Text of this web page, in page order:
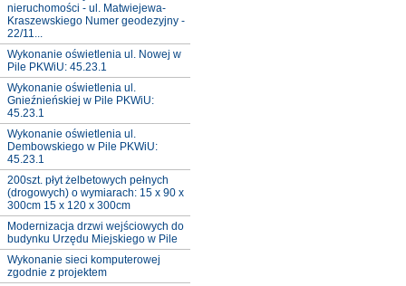
nieruchomości - ul. Matwiejewa-
Kraszewskiego Numer geodezyjny -
22/11...
Wykonanie oświetlenia ul. Nowej w
Pile PKWiU: 45.23.1
Wykonanie oświetlenia ul.
Gnieźnieńskiej w Pile PKWiU:
45.23.1
Wykonanie oświetlenia ul.
Dembowskiego w Pile PKWiU:
45.23.1
200szt. płyt żelbetowych pełnych
(drogowych) o wymiarach: 15 x 90 x
300cm 15 x 120 x 300cm
Modernizacja drzwi wejściowych do
budynku Urzędu Miejskiego w Pile
Wykonanie sieci komputerowej
zgodnie z projektem